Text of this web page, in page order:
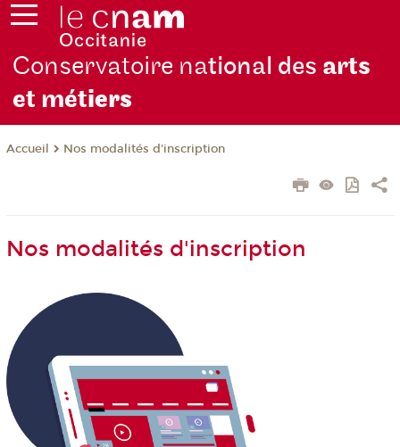
Conservatoire national des arts
et métiers
Accueil Nos modalités d'inscription
Nos modalités d'inscription